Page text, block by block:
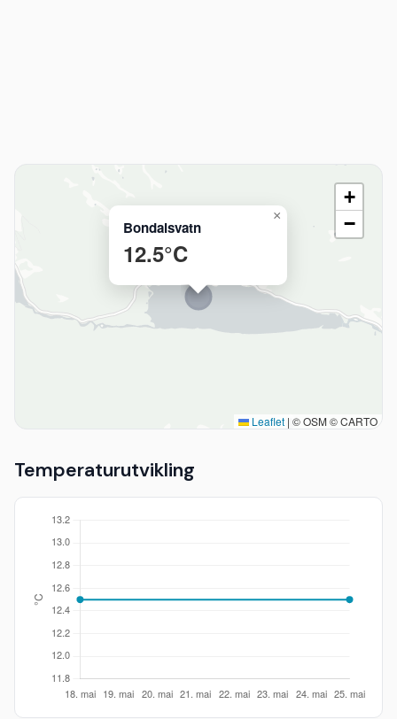
Bondalsvatn
12.5°C
×
+
−
Leaflet | © OSM © CARTO
Temperaturutvikling